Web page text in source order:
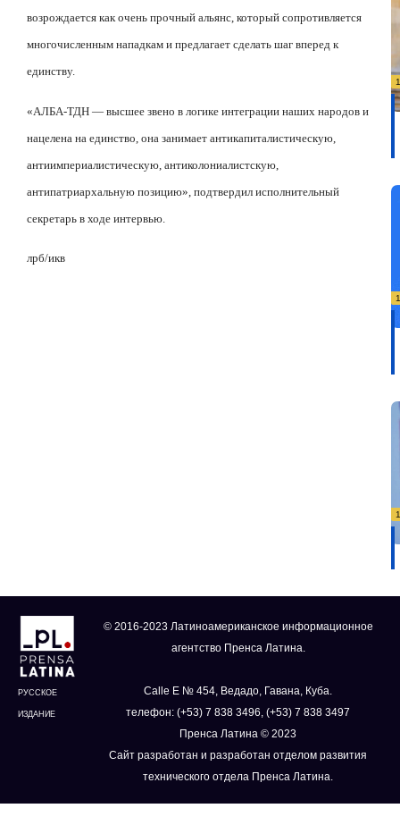
возрождается как очень прочный альянс, который сопротивляется
многочисленным нападкам и предлагает сделать шаг вперед к
единству.
«АЛБА-ТДН — высшее звено в логике интеграции наших народов и
нацелена на единство, она занимает антикапиталистическую,
антиимпериалистическую, антиколониалистскую,
антипатриархальную позицию», подтвердил исполнительный
секретарь в ходе интервью.
лрб/икв
РУССКОЕ
ИЗДАНИЕ
© 2016-2023 Латиноамериканское информационное
агентство Пренса Латина.
Calle E № 454, Ведадо, Гавана, Куба.
телефон: (+53) 7 838 3496, (+53) 7 838 3497
Пренса Латина © 2023
Сайт разработан и разработан отделом развития
технического отдела Пренса Латина.